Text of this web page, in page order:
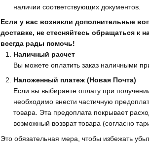
наличии соответствующих документов.
Если у вас возникли дополнительные
доставке, не стесняйтесь обращаться к
всегда рады помочь!
Наличный расчет
Вы можете оплатить заказ наличными
Наложенный платеж (Новая Почта)
Если вы выбираете оплату при
необходимо внести частичную
товара. Эта предоплата покрывает
возможный возврат товара (согласно
Это обязательная мера, чтобы избежать